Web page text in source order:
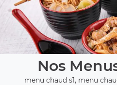
Nos
menu chaud s1, menu